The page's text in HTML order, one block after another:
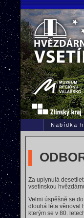
Nabídka
Za uplynulá
vsetínskou
Velmi úspěšně se
dlouhá léta věnoval
kterým se v 80.